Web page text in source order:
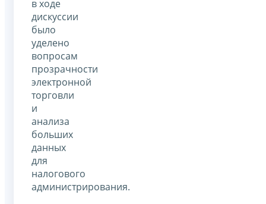
в ходе
дискуссии
было
уделено
вопросам
прозрачности
электронной
торговли
и
анализа
больших
данных
для
налогового
администрирования.